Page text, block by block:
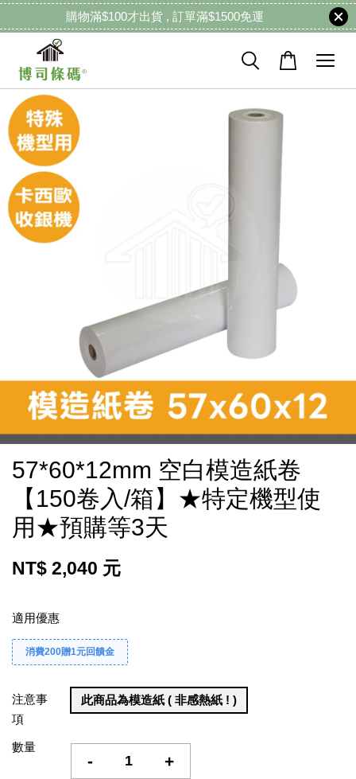
購物滿$100才出貨 , 訂單滿$1500免運
57*60*12mm 空白模造紙卷
【150卷入/箱】★特定機型使
用★預購等3天
NT$ 2,040 元
適用優惠
消費200贈1元回饋金
注意事
項
此商品為模造紙 ( 非感熱紙 ! )
數量
- +